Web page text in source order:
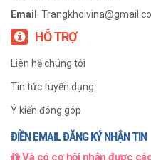
Email :
HỖ TRỢ
Liên hệ chúng tôi
Tin tức tuyển dụng
Ý kiến đóng góp
ĐIỀN EMAIL ĐĂNG KÝ NHẬN TIN
Và có cơ hội nhận được